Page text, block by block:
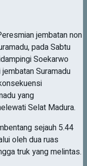
jembatan non
pada Sabtu
Soekarwo
Suramadu
yang
Selat Madura.
sejauh 5.44
oleh dua ruas
truk yang melintas.